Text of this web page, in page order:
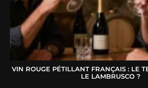
VIN ROUGE PÉTILLANT FRANÇAIS : LE
LE LAMBRUSCO ?